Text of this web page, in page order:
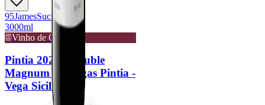
95JamesSuckling
3000ml
Vinho de Guarda
Pintia 2020 - Double
Magnum (Bodegas Pintia -
Vega Sicilia)